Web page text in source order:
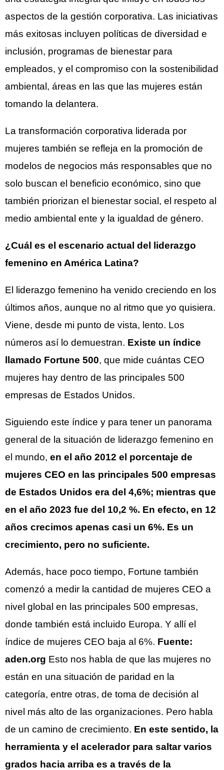
aspectos de la gestión corporativa. Las iniciativas
más exitosas incluyen políticas de diversidad e
inclusión, programas de bienestar para
empleados, y el compromiso con la sostenibilidad
ambiental, áreas en las que las mujeres están
tomando la delantera.
La transformación corporativa liderada por
mujeres también se refleja en la promoción de
modelos de negocios más responsables que no
solo buscan el beneficio económico, sino que
también priorizan el bienestar social, el respeto al
medio ambiental ente y la igualdad de género.
¿Cuál es el escenario actual del liderazgo
femenino en América Latina?
El liderazgo femenino ha venido creciendo en los
últimos años, aunque no al ritmo que yo quisiera.
Viene, desde mi punto de vista, lento. Los
números así lo demuestran. Existe un índice
llamado Fortune 500, que mide cuántas CEO
mujeres hay dentro de las principales 500
empresas de Estados Unidos.
Siguiendo este índice y para tener un panorama
general de la situación de liderazgo femenino en
el mundo, en el año 2012 el porcentaje de
mujeres CEO en las principales 500 empresas
de Estados Unidos era del 4,6%; mientras que
en el año 2023 fue del 10,2 %. En efecto, en 12
años crecimos apenas casi un 6%. Es un
crecimiento, pero no suficiente.
Además, hace poco tiempo, Fortune también
comenzó a medir la cantidad de mujeres CEO a
nivel global en las principales 500 empresas,
donde también está incluido Europa. Y allí el
índice de mujeres CEO baja al 6%. Fuente:
aden.org Esto nos habla de que las mujeres no
están en una situación de paridad en la
categoría, entre otras, de toma de decisión al
nivel más alto de las organizaciones. Pero habla
de un camino de crecimiento. En este sentido, la
herramienta y el acelerador para saltar varios
grados hacia arriba es a través de la